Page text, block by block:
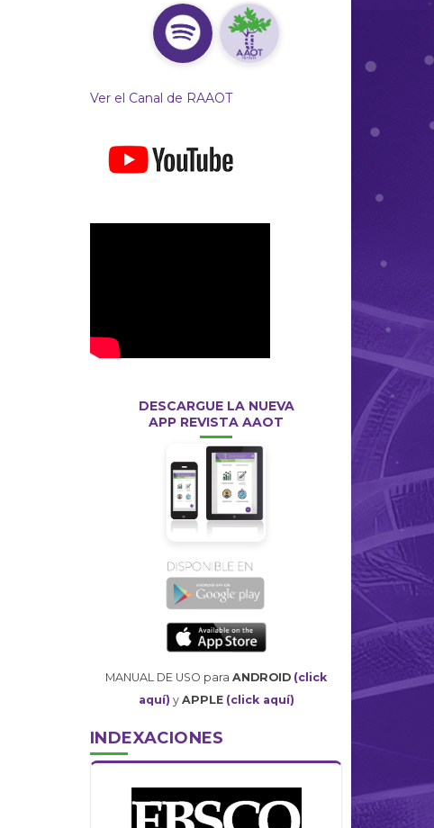
Ver el Canal de RAAOT
DESCARGUE LA NUEVA
APP REVISTA AAOT
MANUAL DE USO para ANDROID (click
aquí) y APPLE (click aquí)
INDEXACIONES